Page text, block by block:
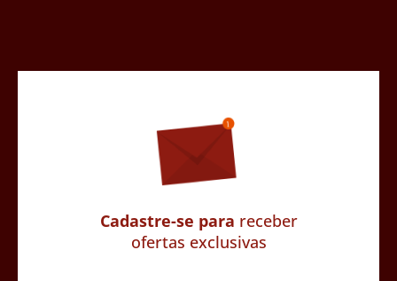
Cadastre-se para receber
ofertas exclusivas